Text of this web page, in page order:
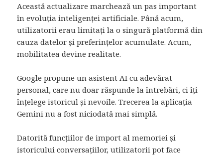
Această actualizare marchează un pas important
în evoluția inteligenței artificiale. Până acum,
utilizatorii erau limitați la o singură platformă din
cauza datelor și preferințelor acumulate. Acum,
mobilitatea devine realitate.
Google propune un asistent AI cu adevărat
personal, care nu doar răspunde la întrebări, ci îți
înțelege istoricul și nevoile. Trecerea la aplicația
Gemini nu a fost niciodată mai simplă.
Datorită funcțiilor de import al memoriei și
istoricului conversațiilor, utilizatorii pot face